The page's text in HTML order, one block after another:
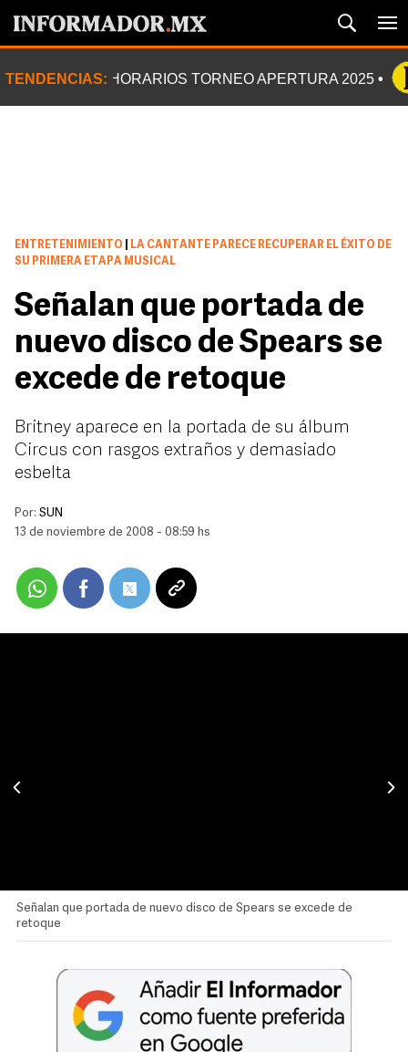
TENDENCIAS: HORARIOS TORNEO APERTURA 2025
ENTRETENIMIENTO
LA CANTANTE PARECE RECUPERAR EL ÉXITO DE
SU PRIMERA ETAPA MUSICAL
Señalan que portada de
nuevo disco de Spears se
excede de retoque
Britney aparece en la portada de su álbum
Circus con rasgos extraños y demasiado
esbelta
Por: SUN
13 de noviembre de 2008 - 08:59 hs
Señalan que portada de nuevo disco de Spears se excede de
retoque